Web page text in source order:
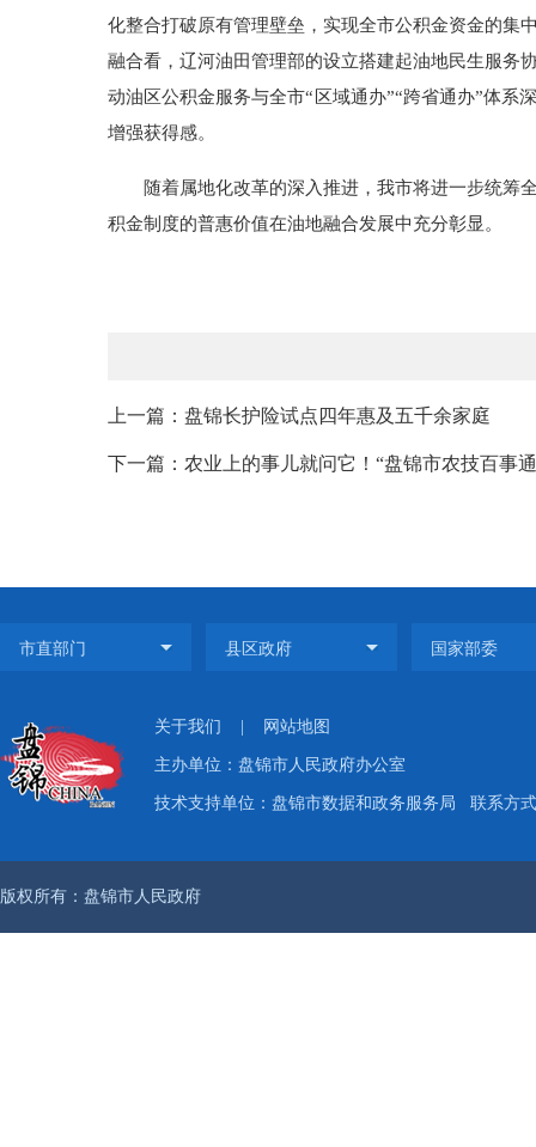
化整合打破原有管理壁垒，实现全市公积金资金的集
融合看，辽河油田管理部的设立搭建起油地民生服务
动油区公积金服务与全市“区域通办”“跨省通办”体系
增强获得感。
随着属地化改革的深入推进，我市将进一步统筹
积金制度的普惠价值在油地融合发展中充分彰显。
上一篇：盘锦长护险试点四年惠及五千余家庭
下一篇：农业上的事儿就问它！“盘锦市农技百事
关于我们 网站地图
主办单位：盘锦市人民政府办公室
技术支持单位：盘锦市数据和政务服务局 联系方
版权所有：盘锦市人民政府